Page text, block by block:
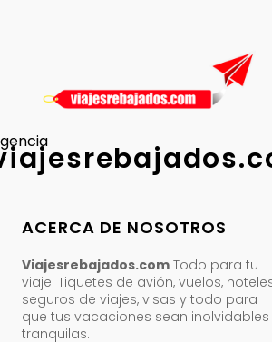
ACERCA DE NOSOTROS
Viajesrebajados.com Todo para tu
viaje. Tiquetes de avión, vuelos,
seguros de viajes, visas y todo para
que tus vacaciones sean inolvidables
tranquilas.